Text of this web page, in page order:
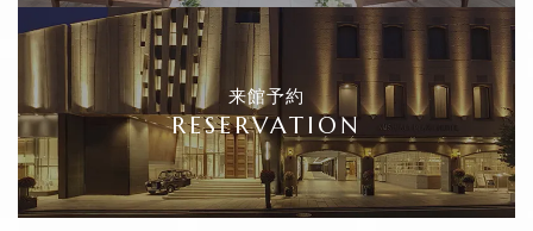
来館予約
RESERVATION